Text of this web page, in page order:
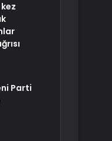
Parti